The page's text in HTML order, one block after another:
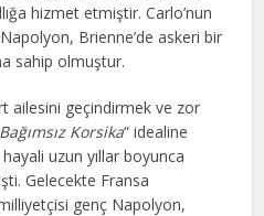
hizmet etmiştir. Carlo’nun
Brienne’de askeri bir
sahip olmuştur.
ailesini geçindirmek ve zor
Bağımsız Korsika“ idealine
uzun yıllar boyunca
Gelecekte Fransa
genç Napolyon,